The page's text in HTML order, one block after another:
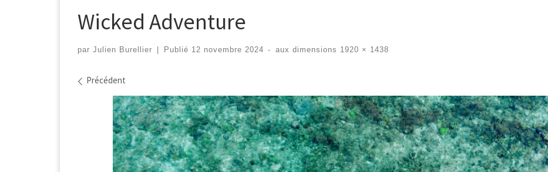
Wicked Adventure
par Julien Burellier Publié 12 novembre 2024 - aux dimensions 1920 × 1438
Navigation dans les images
Précédent